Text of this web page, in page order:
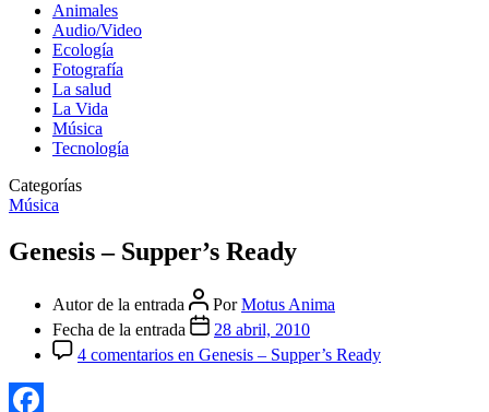
Animales
Audio/Video
Ecología
Fotografía
La salud
La Vida
Música
Tecnología
Categorías
Música
Genesis – Supper’s Ready
Autor de la entrada PorMotus Anima
Fecha de la entrada
28 abril, 2010
4 comentarios en Genesis – Supper’s Ready